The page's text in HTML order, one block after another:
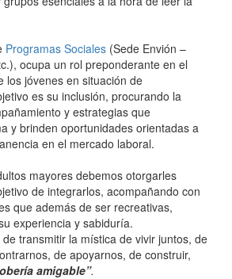
Programas Sociales (Sede Envión –
ocupa un rol preponderante en el
los jóvenes en situación de
es su inclusión, procurando la
y estrategias que
y brinden oportunidades orientadas a
en el mercado laboral.
mayores debemos otorgarles
de integrarlos, acompañando con
que además de ser recreativas,
experiencia y sabiduría.
transmitir la mística de vivir juntos, de
de apoyarnos, de construir,
amigable”.